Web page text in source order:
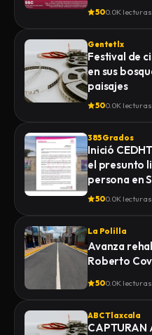
500.0K lecturas
Gentetlx
Festival de
en sus
paisajes
500.0K lecturas
385 Grados
Inició
el presunto
500.0K lecturas
La Polilla
Avanza
Roberto
500.0K lecturas
ABC Tlaxcala
CAPTURAN